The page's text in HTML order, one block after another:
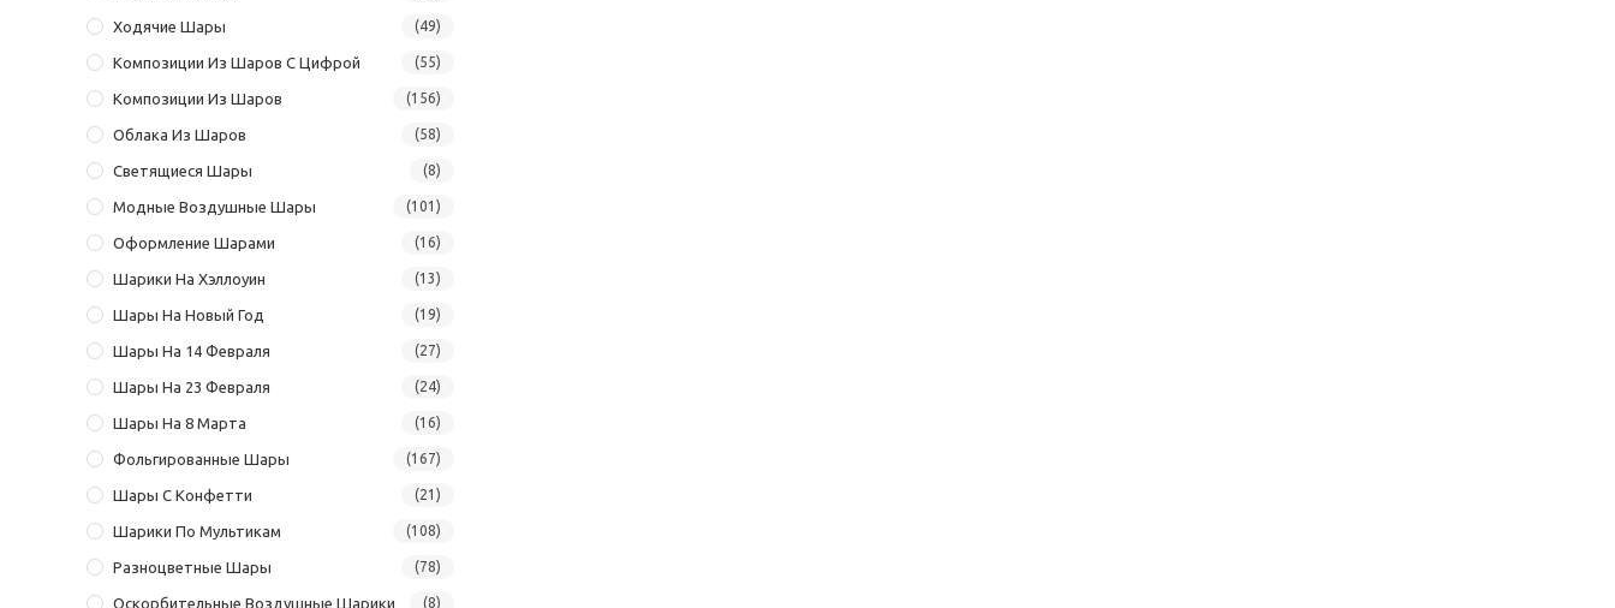
Ходячие Шары (49)
Композиции Из Шаров С Цифрой (55)
Композиции Из Шаров (156)
Облака Из Шаров (58)
Светящиеся Шары (8)
Модные Воздушные Шары (101)
Оформление Шарами (16)
Шарики На Хэллоуин (13)
Шары На Новый Год (19)
Шары На 14 Февраля (27)
Шары На 23 Февраля (24)
Шары На 8 Марта (16)
Фольгированные Шары (167)
Шары С Конфетти (21)
Шарики По Мультикам (108)
Разноцветные Шары (78)
Оскорбительные Воздушные Шарики (8)